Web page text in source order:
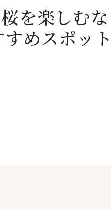
を楽しむな
すめスポッ